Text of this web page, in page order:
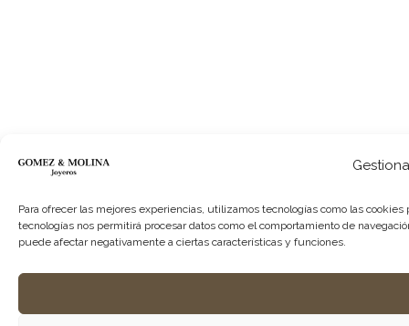
Para ofrecer las mejores experiencias, utilizamos tecnologías como las
tecnologías nos permitirá procesar datos como el comportamiento de
puede afectar negativamente a ciertas características y funciones.